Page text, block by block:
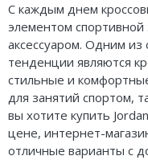
С каждым днем
элементом
аксессуаром. Одним из
тенденции являются
стильные и
для занятий спортом,
вы хотите купить
цене, интернет-
отличные варианты с